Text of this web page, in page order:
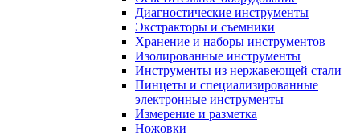
Диагностические инструменты
Экстракторы и съемники
Хранение и наборы инструментов
Изолированные инструменты
Инструменты из нержавеющей стали
Пинцеты и специализированные
электронные инструменты
Измерение и разметка
Ножовки